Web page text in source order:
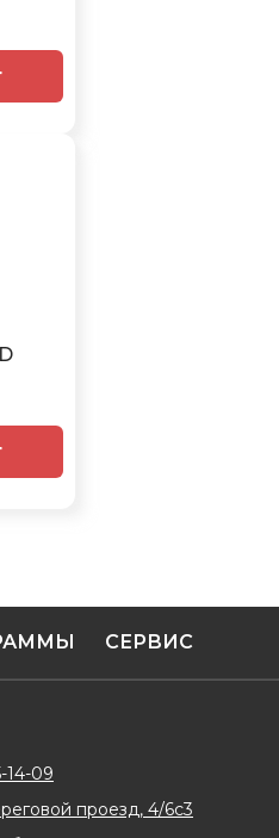
СЕРВИС
14-09
проезд, 4/6с3